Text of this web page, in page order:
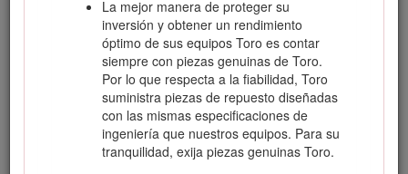
La mejor manera de proteger su
inversión y obtener un rendimiento
óptimo de sus equipos Toro es contar
siempre con piezas genuinas de Toro.
Por lo que respecta a la fiabilidad, Toro
suministra piezas de repuesto diseñadas
con las mismas especificaciones de
ingeniería que nuestros equipos. Para su
tranquilidad, exija piezas genuinas Toro.
mojada. Podría resbalarse.
Vaya más despacio y extreme la precaución
en las pendientes. Asegúrese de recorrer las
pendientes de través. Las condiciones del
césped pueden afectar a la estabilidad de la
máquina. Extreme las precauciones al
utilizar la máquina cerca de taludes.
No utilice la máquina sin tener colocado el